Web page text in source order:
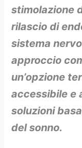
stimolazione
rilascio di
sistema
approccio
un’opzione
accessibile e
soluzioni
del sonno.